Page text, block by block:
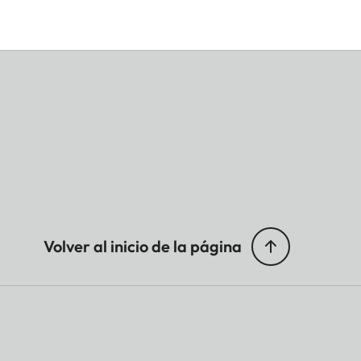
Volver al inicio de la página